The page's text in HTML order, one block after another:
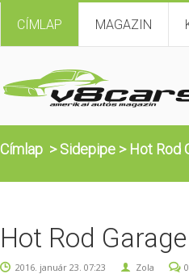
CÍMLAP MAGAZIN
Címlap >Sidepipe > Hot Rod
Hot Rod
2016. január 23. 07:23 Zola 0